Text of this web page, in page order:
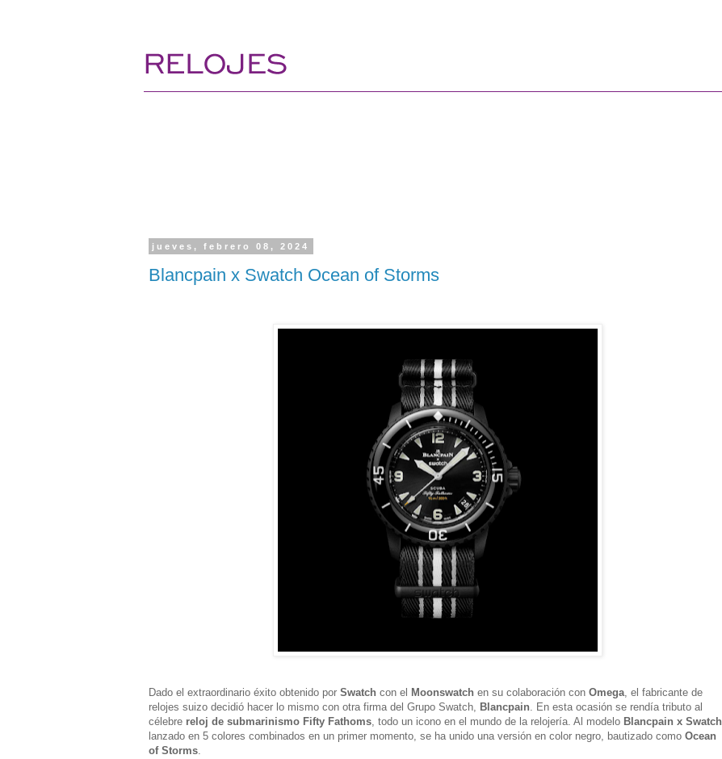
jueves, febrero 08, 2024
Blancpain x Swatch Ocean of Storms
Dado el extraordinario éxito obtenido por Swatch con el Moonswatch en su colaboración con Omega, el fabricante de
relojes suizo decidió hacer lo mismo con otra firma del Grupo Swatch, Blancpain. En esta ocasión se rendía tributo al
célebre reloj de submarinismo Fifty Fathoms, todo un icono en el mundo de la relojería. Al modelo Blancpain x Swatch
lanzado en 5 colores combinados en un primer momento, se ha unido una versión en color negro, bautizado como Ocean
of Storms.